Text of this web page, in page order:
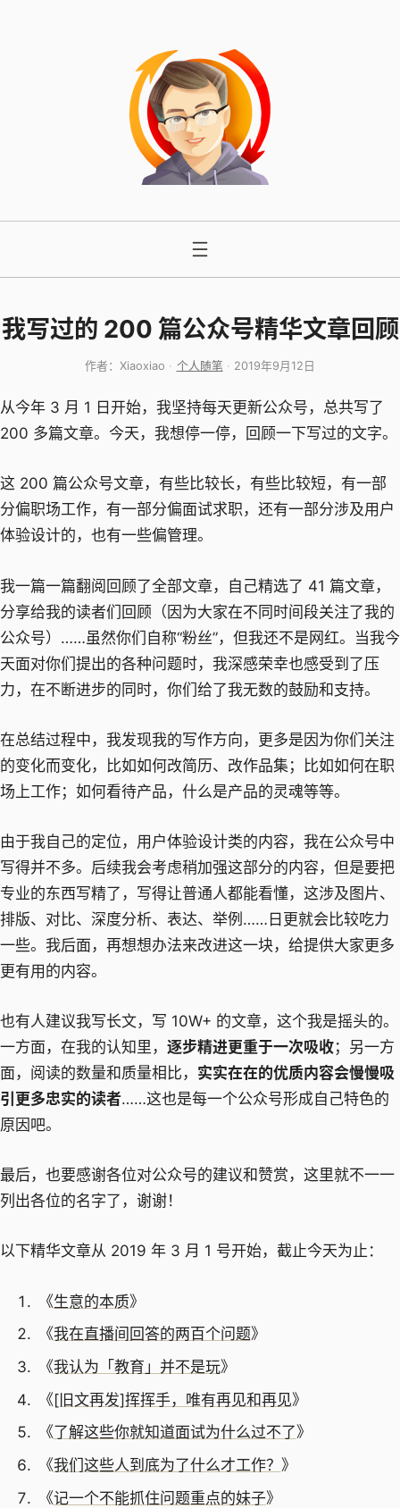
我写过的 200 篇公众号精华文章回顾
作者： Xiaoxiao 个人随笔 2019年9月12日
从今年 3 月 1 日开始，我坚持每天更新公众号，总共写了
200 多篇文章。今天，我想停一停，回顾一下写过的文字。
这 200 篇公众号文章，有些比较长，有些比较短，有一部
分偏职场工作，有一部分偏面试求职，还有一部分涉及用户
体验设计的，也有一些偏管理。
我一篇一篇翻阅回顾了全部文章，自己精选了 41 篇文章，
分享给我的读者们回顾（因为大家在不同时间段关注了我的
公众号）……虽然你们自称“粉丝”，但我还不是网红。当我今
天面对你们提出的各种问题时，我深感荣幸也感受到了压
力，在不断进步的同时，你们给了我无数的鼓励和支持。
在总结过程中，我发现我的写作方向，更多是因为你们关注
的变化而变化，比如如何改简历、改作品集；比如如何在职
场上工作；如何看待产品，什么是产品的灵魂等等。
由于我自己的定位，用户体验设计类的内容，我在公众号中
写得并不多。后续我会考虑稍加强这部分的内容，但是要把
专业的东西写精了，写得让普通人都能看懂，这涉及图片、
排版、对比、深度分析、表达、举例……日更就会比较吃力
一些。我后面，再想想办法来改进这一块，给提供大家更多
更有用的内容。
也有人建议我写长文，写 10W+ 的文章，这个我是摇头的。
一方面，在我的认知里， 逐步精进更重于一次吸收；另一方
面，阅读的数量和质量相比， 实实在在的优质内容会慢慢吸
引更多忠实的读者……这也是每一个公众号形成自己特色的
原因吧。
最后，也要感谢各位对公众号的建议和赞赏，这里就不一一
列出各位的名字了，谢谢！
以下精华文章从 2019 年 3 月 1 号开始，截止今天为止：
《生意的本质》
《我在直播间回答的两百个问题》
《我认为「教育」并不是玩》
《[旧文再发]挥挥手，唯有再见和再见》
《了解这些你就知道面试为什么过不了》
《我们这些人到底为了什么才工作？ 》
《记一个不能抓住问题重点的妹子》